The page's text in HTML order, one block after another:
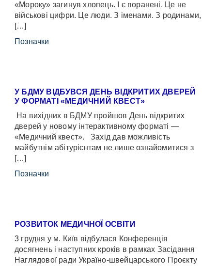
«Мороку» загинув хлопець. І є поранені. Це не
військові цифри. Це люди. З іменами. З родинами,
[…]
Позначки
У БДМУ ВІДБУВСЯ ДЕНЬ ВІДКРИТИХ ДВЕРЕЙ
У ФОРМАТІ «МЕДИЧНИЙ КВЕСТ»
На вихідних в БДМУ пройшов День відкритих
дверей у новому інтерактивному форматі —
«Медичний квест». Захід дав можливість
майбутнім абітурієнтам не лише ознайомитися з
[…]
Позначки
РОЗВИТОК МЕДИЧНОЇ ОСВІТИ
3 грудня у м. Київ відбулася Конференція
досягнень і наступних кроків в рамках Засідання
Наглядової ради Україно-швейцарського Проєкту